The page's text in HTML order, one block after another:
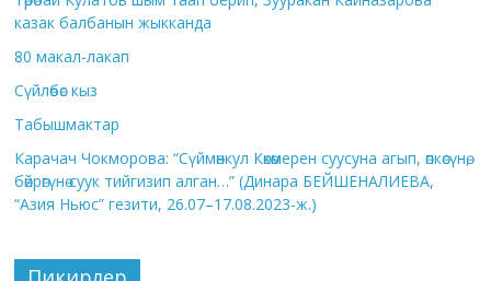
казак балбанын жыкканда
80 макал-лакап
Сүйлөбөс кыз
Табышмактар
Карачач Чокморова: “Сүймөнкул Көкөмерен суусуна агып, өпкөсүнө,
бөйрөгүнө суук тийгизип алган…” (Динара БЕЙШЕНАЛИЕВА,
“Азия Ньюс” гезити, 26.07–17.08.2023-ж.)